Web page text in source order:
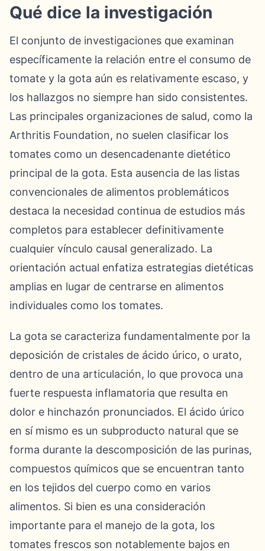
Qué dice la investigación
El conjunto de investigaciones que examinan
específicamente la relación entre el consumo de
tomate y la gota aún es relativamente escaso, y
los hallazgos no siempre han sido consistentes.
Las principales organizaciones de salud, como la
Arthritis Foundation, no suelen clasificar los
tomates como un desencadenante dietético
principal de la gota. Esta ausencia de las listas
convencionales de alimentos problemáticos
destaca la necesidad continua de estudios más
completos para establecer definitivamente
cualquier vínculo causal generalizado. La
orientación actual enfatiza estrategias dietéticas
amplias en lugar de centrarse en alimentos
individuales como los tomates.
La gota se caracteriza fundamentalmente por la
deposición de cristales de ácido úrico, o urato,
dentro de una articulación, lo que provoca una
fuerte respuesta inflamatoria que resulta en
dolor e hinchazón pronunciados. El ácido úrico
en sí mismo es un subproducto natural que se
forma durante la descomposición de las purinas,
compuestos químicos que se encuentran tanto
en los tejidos del cuerpo como en varios
alimentos. Si bien es una consideración
importante para el manejo de la gota, los
tomates frescos son notablemente bajos en